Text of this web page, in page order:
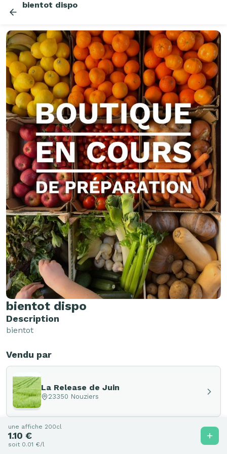
bientot dispo
bientot dispo
Description
bientot
Vendu par
La Release de Juin
23350 Nouziers
une affiche 200cl
1.10 €
soit 0.01 €/l